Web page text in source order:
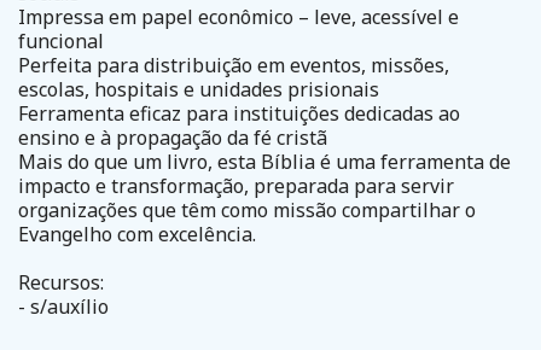
Impressa em papel econômico – leve, acessível e
funcional
Perfeita para distribuição em eventos, missões,
escolas, hospitais e unidades prisionais
Ferramenta eficaz para instituições dedicadas ao
ensino e à propagação da fé cristã
Mais do que um livro, esta Bíblia é uma ferramenta de
impacto e transformação, preparada para servir
organizações que têm como missão compartilhar o
Evangelho com excelência.
Recursos:
- s/auxílio